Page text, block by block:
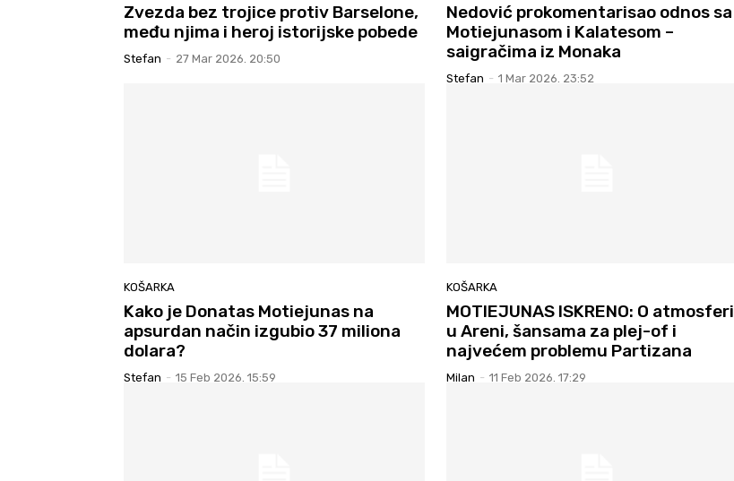
Zvezda bez trojice protiv Barselone,
među njima i heroj istorijske pobede
Stefan - 27 Mar 2026. 20:50
Nedović prokomentarisao odnos sa
Motiejunasom i Kalatesom –
saigračima iz Monaka
Stefan - 1 Mar 2026. 23:52
KOŠARKA
Kako je Donatas Motiejunas na
apsurdan način izgubio 37 miliona
dolara?
Stefan - 15 Feb 2026. 15:59
KOŠARKA
MOTIEJUNAS ISKRENO: O atmosferi
u Areni, šansama za plej-of i
najvećem problemu Partizana
Milan - 11 Feb 2026. 17:29